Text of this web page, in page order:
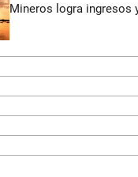
Mineros logra ingresos